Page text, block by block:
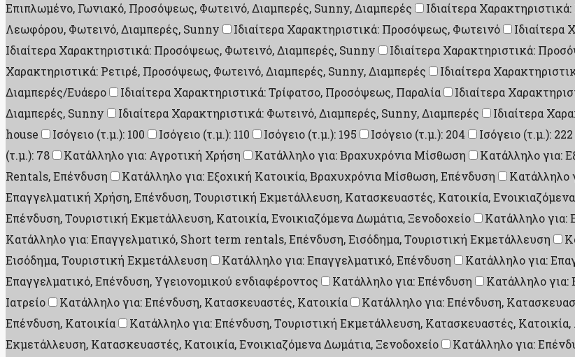
Επιπλωμένο, Γωνιακό, Προσόψεως, Φωτεινό, Διαμπερές, Sunny, Διαμπερές
Ιδιαίτερα
Λεωφόρου, Φωτεινό, Διαμπερές, Sunny
Ιδιαίτερα Χαρακτηριστικά: Προσόψεως, Φωτεινό
Ιδιαίτερα Χαρακτηριστικά: Προσόψεως, Φωτεινό, Διαμπερές, Sunny
Ιδιαίτερα Χαρακτηριστικά:
Χαρακτηριστικά: Ρετιρέ, Προσόψεως, Φωτεινό, Διαμπερές, Sunny, Διαμπερές
Ιδιαίτερα
Διαμπερές/Ευάερο
Ιδιαίτερα Χαρακτηριστικά: Τρίφατσο, Προσόψεως, Παραλία Ιδιαίτερα
Διαμπερές, Sunny
Ιδιαίτερα Χαρακτηριστικά: Φωτεινό, Διαμπερές, Sunny, Διαμπερές
Ιδιαίτερα
house
Ισόγειο (τ.μ.): 100 Ισόγειο (τ.μ.): 110 Ισόγειο (τ.μ.): 195 Ισόγειο (τ.μ.): 204 Ισόγειο (τ.μ.): 222
(τ.μ.): 78
Κατάλληλο για: Αγροτική Χρήση Κατάλληλο για: Βραχυχρόνια Μίσθωση Κατάλληλο για:
Rentals, Επένδυση
Κατάλληλο για: Εξοχική Κατοικία, Βραχυχρόνια Μίσθωση, Επένδυση Κατάλληλο
Επαγγελματική Χρήση, Επένδυση, Τουριστική Εκμετάλλευση, Κατασκευαστές, Κατοικία,
Επένδυση, Τουριστική Εκμετάλλευση, Κατοικία, Ενοικιαζόμενα Δωμάτια, Ξενοδοχείο
Κατάλληλο για:
Κατάλληλο για: Επαγγελματικό, Short term rentals, Επένδυση, Εισόδημα, Τουριστική Εκμετάλλευση
Εισόδημα, Τουριστική Εκμετάλλευση
Κατάλληλο για: Επαγγελματικό, Επένδυση Κατάλληλο για:
Επαγγελματικό, Επένδυση, Υγειονομικού ενδιαφέροντος
Κατάλληλο για: Επένδυση Κατάλληλο για:
Ιατρείο
Κατάλληλο για: Επένδυση, Κατασκευαστές, Κατοικία Κατάλληλο για: Επένδυση,
Επένδυση, Κατοικία
Κατάλληλο για: Επένδυση, Τουριστική Εκμετάλλευση, Κατασκευαστές,
Εκμετάλλευση, Κατασκευαστές, Κατοικία, Ενοικιαζόμενα Δωμάτια, Ξενοδοχείο
Κατάλληλο για: